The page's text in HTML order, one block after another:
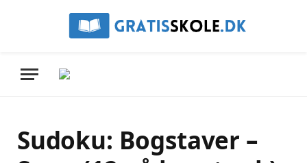
Sudoku: Bogstaver –